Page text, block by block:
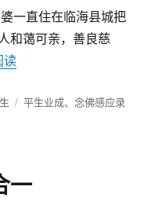
一直住在临海县城把
和蔼可亲，善良慈
读
标
平生业成、念佛感应录
一